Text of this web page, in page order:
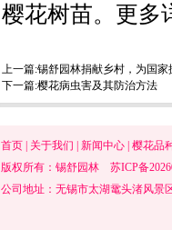
樱花树苗。更多
上一篇:锡舒园林捐献乡村，为国
下一篇:樱花病虫害及其防治方法
首页 | 关于我们 | 新闻中心 | 樱花品
版权所有：锡舒园林 苏ICP备
公司地址：无锡市太湖鼋头渚风景